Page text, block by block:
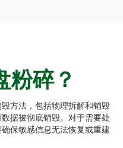
粉碎？
方法，包括物理拆解和销毁
据被彻底销毁。对于需要处
保敏感信息无法恢复或重建